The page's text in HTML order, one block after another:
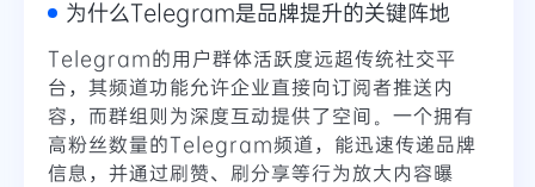
为什么Telegram是品牌提升的关键阵地
Telegram的用户群体活跃度远超传统社交平
台，其频道功能允许企业直接向订阅者推送内
容，而群组则为深度互动提供了空间。一个拥有
高粉丝数量的Telegram频道，能迅速传递品牌
信息，并通过刷赞、刷分享等行为放大内容曝